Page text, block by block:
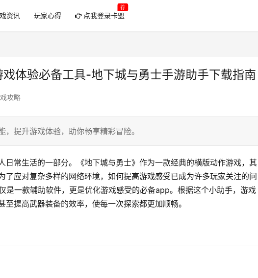
资讯 玩家心得 点我登录卡盟
荐
体验必备工具-地下城与勇士手游助手下载指南
攻略
提升游戏体验，助你畅享精彩冒险。
日常生活的一部分。《地下城与勇士》作为一款经典的横版动作游戏，其
了应对复杂多样的网络环境，如何提高游戏感受已成为许多玩家关注的问
是一款辅助软件，更是优化游戏感受的必备app。根据这个小助手，游戏
提高武器装备的效率，使每一次探索都更加顺畅。